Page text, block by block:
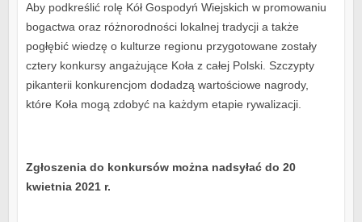
Aby podkreślić rolę Kół Gospodyń Wiejskich w promowaniu
bogactwa oraz różnorodności lokalnej tradycji a także
pogłębić wiedzę o kulturze regionu przygotowane zostały
cztery konkursy angażujące Koła z całej Polski. Szczypty
pikanterii konkurencjom dodadzą wartościowe nagrody,
które Koła mogą zdobyć na każdym etapie rywalizacji.
Zgłoszenia do konkursów można nadsyłać do 20
kwietnia 2021 r.